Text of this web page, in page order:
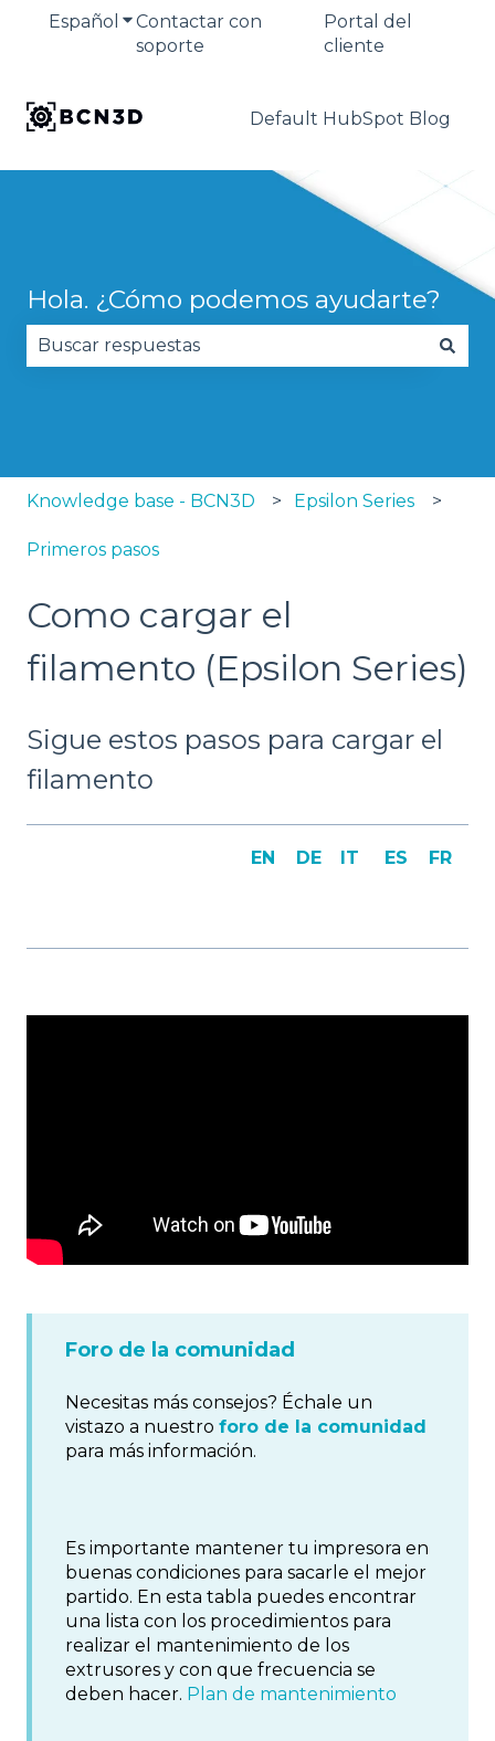
Español Traducciones de Mostrar submenú de
Contactar con
soporte
Portal del
cliente
Default HubSpot Blog
Hola. ¿Cómo podemos ayudarte?
Knowledge base - BCN3D Epsilon Series
Primeros pasos
Como cargar el
filamento (Epsilon Series)
Sigue estos pasos para cargar el
filamento
EN DE IT ES FR
Foro de la comunidad
Necesitas más consejos? Échale un
vistazo a nuestro foro de la comunidad
para más información.
Es importante mantener tu impresora en
buenas condiciones para sacarle el mejor
partido. En esta tabla puedes encontrar
una lista con los procedimientos para
realizar el mantenimiento de los
extrusores y con que frecuencia se
deben hacer. Plan de mantenimiento